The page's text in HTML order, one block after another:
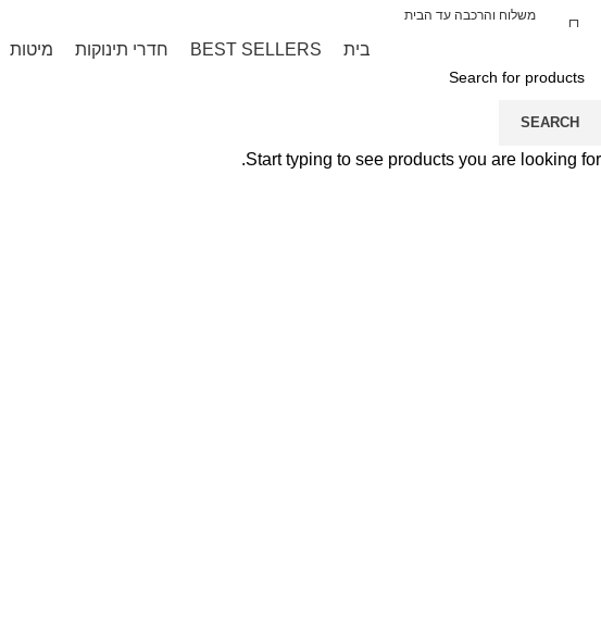
משלוח והרכבה עד הבית
בית BEST SELLERS חדרי תינוקות מיטות
SEARCH
Start typing to see products you are looking for.